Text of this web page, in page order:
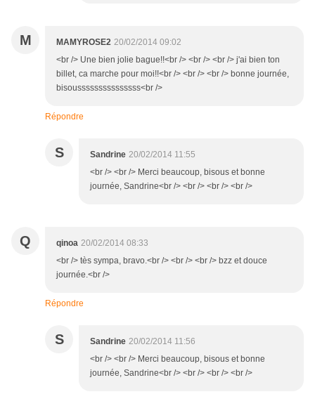
M MAMYROSE2 20/02/2014 09:02
<br /> Une bien jolie bague!!<br /> <br /> <br /> j'ai bien ton
billet, ca marche pour moi!!<br /> <br /> <br /> bonne journée,
bisousssssssssssssss<br />
Répondre
S Sandrine 20/02/2014 11:55
<br /> <br /> Merci beaucoup, bisous et bonne
journée, Sandrine<br /> <br /> <br /> <br />
Q qinoa 20/02/2014 08:33
<br /> tès sympa, bravo.<br /> <br /> <br /> bzz et douce
journée.<br />
Répondre
S Sandrine 20/02/2014 11:56
<br /> <br /> Merci beaucoup, bisous et bonne
journée, Sandrine<br /> <br /> <br /> <br />